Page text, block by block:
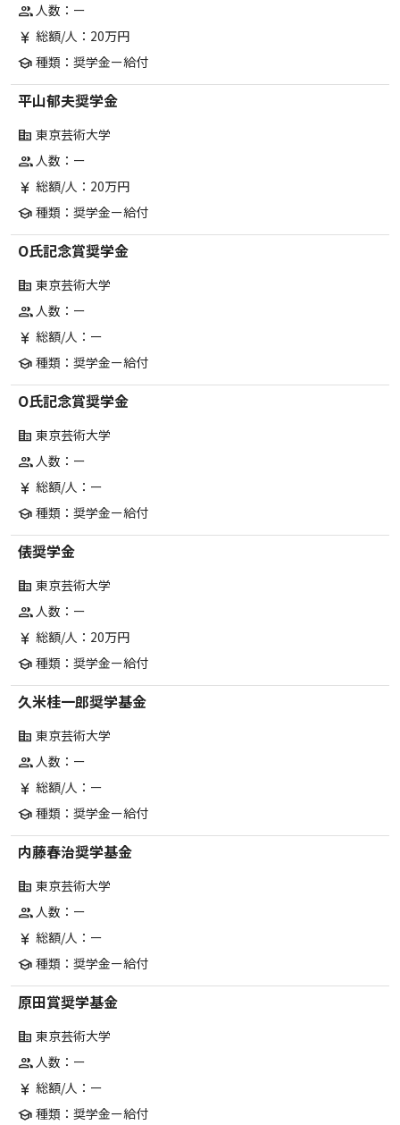
group人数：ー
currency_yen 総額/人：20万円
school 種類：奨学金ー給付
平山郁夫奨学金
corporate_fare 東京芸術大学
group人数：ー
currency_yen 総額/人：20万円
school 種類：奨学金ー給付
O氏記念賞奨学金
corporate_fare 東京芸術大学
group人数：ー
currency_yen 総額/人：ー
school 種類：奨学金ー給付
O氏記念賞奨学金
corporate_fare 東京芸術大学
group人数：ー
currency_yen 総額/人：ー
school 種類：奨学金ー給付
俵奨学金
corporate_fare 東京芸術大学
group人数：ー
currency_yen 総額/人：20万円
school 種類：奨学金ー給付
久米桂一郎奨学基金
corporate_fare 東京芸術大学
group人数：ー
currency_yen 総額/人：ー
school 種類：奨学金ー給付
内藤春治奨学基金
corporate_fare 東京芸術大学
group人数：ー
currency_yen 総額/人：ー
school 種類：奨学金ー給付
原田賞奨学基金
corporate_fare 東京芸術大学
group人数：ー
currency_yen 総額/人：ー
school 種類：奨学金ー給付